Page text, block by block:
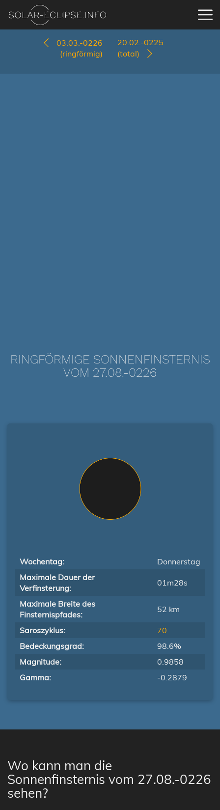
03.03.-0226
(ringförmig)
20.02.-0225
(total)
RINGFÖRMIGE SONNENFINSTERNIS
VOM 27.08.-0226
Wochentag:
Donnerstag
Maximale Dauer der
Verfinsterung:
01m28s
Maximale Breite des
Finsternispfades:
52 km
Saroszyklus:
70
Bedeckungsgrad:
98.6%
Magnitude:
0.9858
Gamma:
-0.2879
Wo kann man die
Sonnenfinsternis vom 27.08.-0226
sehen?